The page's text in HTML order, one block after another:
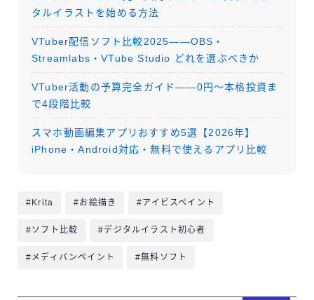
タルイラストを始める方法
VTuber配信ソフト比較2025——OBS・
Streamlabs・VTube Studio どれを選ぶべきか
VTuber活動の予算完全ガイド——0円〜本格投資ま
で4段階比較
スマホ動画編集アプリおすすめ5選【2026年】
iPhone・Android対応・無料で使えるアプリ比較
#Krita #お絵描き #アイビスペイント
#ソフト比較 #デジタルイラスト初心者
#メディバンペイント #無料ソフト